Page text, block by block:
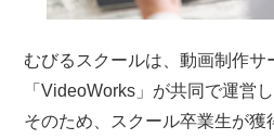
むびるスクールは、動画制作サ
「VideoWorks」が共同で運営
そのため、スクール卒業生が獲